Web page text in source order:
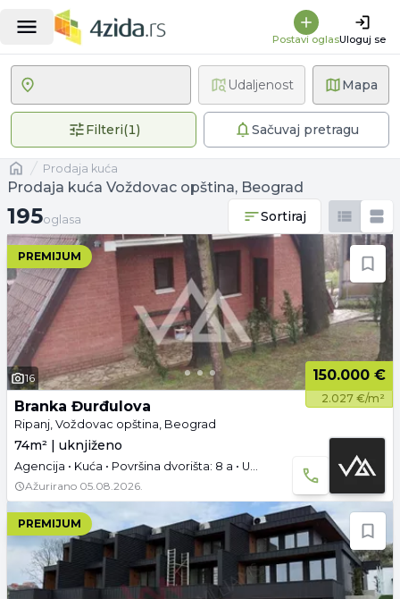
Postavi oglasUloguj se
Mapa
Filteri(1)1 primenjen filterSačuvaj pretragu
Udaljenost
Naslovnaprodaja kuća
Prodaja kuća Voždovac opština, Beograd
195 oglasa
195oglasa Sortiraj
PREMIJUM
16 150.000 €
2.027 €/m²
Branka Đurđulova
Ripanj, Voždovac opština, Beograd
74m² | uknjiženo
Agencija • Kuća • Površina dvorišta: 8 a • Uknjižen • Namešteno • Parking
Ažurirano 05.08.2026.
PREMIJUM